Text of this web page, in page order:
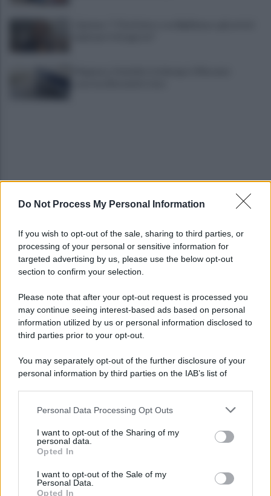
Do Not Process My Personal Information
If you wish to opt-out of the sale, sharing to third parties, or
processing of your personal or sensitive information for
targeted advertising by us, please use the below opt-out
section to confirm your selection.
Please note that after your opt-out request is processed you
may continue seeing interest-based ads based on personal
information utilized by us or personal information disclosed to
third parties prior to your opt-out.
You may separately opt-out of the further disclosure of your
personal information by third parties on the IAB’s list of
This information may also be disclosed by us to third parties
disclose it to other third parties.
Please note that this website/app uses one or more Google
services and may gather and store information including but
not limited to your visit or usage behaviour. You may click to
Personal Data Processing Opt Outs
I want to opt-out of the Sharing of my
personal data.
Opted In
I want to opt-out of the Sale of my
Personal Data.
Opted In
Avellino, il mistero della morte di Sergio: la verità
È ufficiale, accordo chiuso: Ferragosto ad Avellino
con BigMama e The Kolors